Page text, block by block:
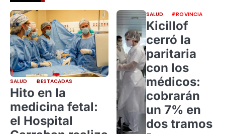
SALUD DESTACADAS
Hito en la
medicina fetal:
el Hospital
SALUD PROVINCIA
Kicillof
cerró la
paritaria
con los
médicos:
cobrarán
un 7% en
dos tramos